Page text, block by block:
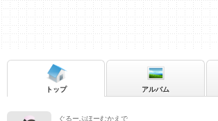
ぐるーぷほーむかえで
トップ アルバム